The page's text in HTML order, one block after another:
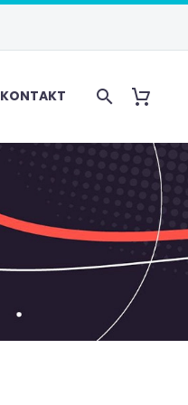
KONTAKT